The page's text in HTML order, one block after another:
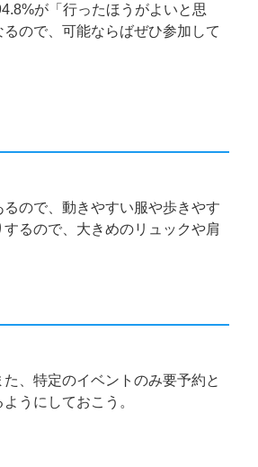
が「行ったほうがよいと思
ので、可能ならばぜひ参加して
ので、動きやすい服や歩きやす
るので、大きめのリュックや肩
、特定のイベントのみ要予約と
うにしておこう。